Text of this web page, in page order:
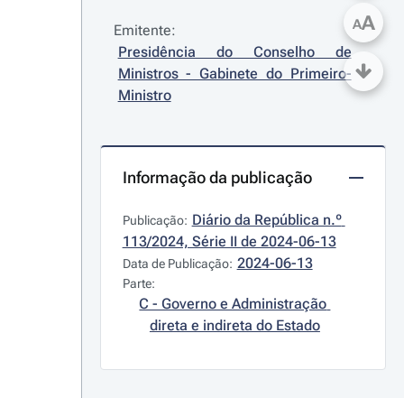
Emitente:
Presidência do Conselho de
Ministros - Gabinete do Primeiro-
Ministro
Informação da publicação
Publicação: Diário da República n.º
113/2024, Série II de 2024-06-13
Data de Publicação: 2024-06-13
Parte:
C - Governo e Administração
direta e indireta do Estado
AA